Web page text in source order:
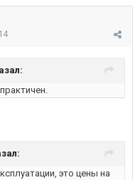
это цены на